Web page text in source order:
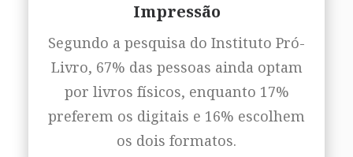
Impressão
Segundo a pesquisa do Instituto Pró-
Livro, 67% das pessoas ainda optam
por livros físicos, enquanto 17%
preferem os digitais e 16% escolhem
os dois formatos.